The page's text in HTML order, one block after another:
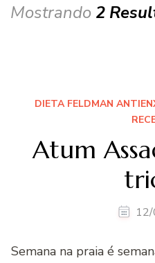
Mostrando 2
DIETA FELDMAN
Atum
Semana na praia é